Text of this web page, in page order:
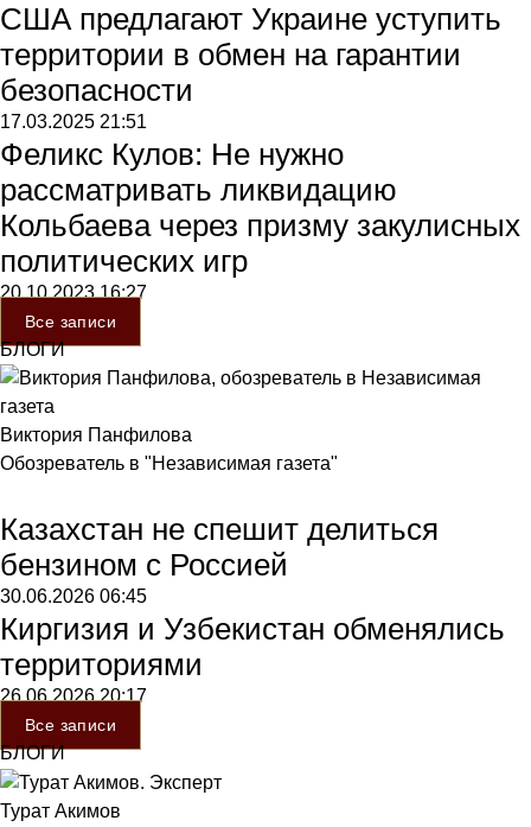
США предлагают Украине уступить
территории в обмен на гарантии
безопасности
17.03.2025 21:51
Феликс Кулов: Не нужно
рассматривать ликвидацию
Кольбаева через призму закулисных
политических игр
20.10.202316:27
Все записи
БЛОГИ
Виктория Панфилова
Обозреватель в "Независимая газета"
Казахстан не спешит делиться
бензином с Россией
30.06.2026 06:45
Киргизия и Узбекистан обменялись
территориями
26.06.202620:17
Все записи
БЛОГИ
Турат Акимов